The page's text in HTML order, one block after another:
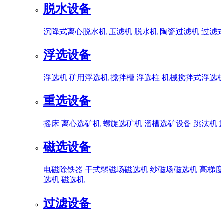
脱水设备
沉降式离心脱水机 压滤机 脱水机 陶瓷过滤机 过滤
浮选设备
浮选机 矿用浮选机 搅拌槽 浮选柱 机械搅拌式浮选
重选设备
摇床 离心选矿机 螺旋选矿机 溜槽选矿设备 跳汰机
磁选设备
电磁除铁器 干式弱磁场磁选机 纱磁场磁选机 高梯
选机 磁选机
过滤设备